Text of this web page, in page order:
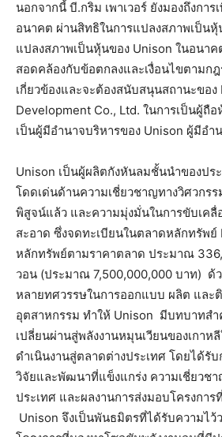
นอกจากนี้ บี.กริม เพาเวอร์ ยังมองถึงการ
อนาคต ผ่านสิทธิในการแปลงสภาพเป็นหุ้
แปลงสภาพเป็นหุ้นของ Unison ในอนาค
สอดคล้องกับข้อตกลงและเงื่อนไขตามก
เกี่ยวข้องและจะต้องสนับสนุนสถานะขอ
Development Co., Ltd. ในการเป็นผู้ถื
เป็นผู้มีอำนาจบริหารของ Unison ผู้มีอำ
Unison เป็นผู้ผลิตกังหันลมชั้นนำของปร
โดดเด่นด้านความเชี่ยวชาญทางวิศวกร
พิสูจน์แล้ว และความมุ่งมั่นในการขับเค
สะอาด ซึ่งจดทะเบียนในตลาดหลักทรัพย์
หลักทรัพย์ตามราคาตลาด ประมาณ
วอน (ประมาณ 7,500,000,000 บาท) ด้
หลายทศวรรษในการออกแบบ ผลิต และ
อุตสาหกรรม ทำให้ Unison มีบทบาทส
เปลี่ยนผ่านสู่พลังงานหมุนเวียนของเกาห
ดำเนินงานสู่ตลาดต่างประเทศ โดยได้รั
วิจัยและพัฒนาที่แข็งแกร่ง ความเชี่ยวช
ประเทศ และผลงานการส่งมอบโครงกา
Unison จึงเป็นพันธมิตรที่ได้รับความไว้